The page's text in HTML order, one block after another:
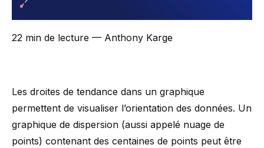
22 min de lecture — Anthony Karge
Les droites de tendance dans un graphique
permettent de visualiser l’orientation des données. Un
graphique de dispersion (aussi appelé nuage de
points) contenant des centaines de points peut être